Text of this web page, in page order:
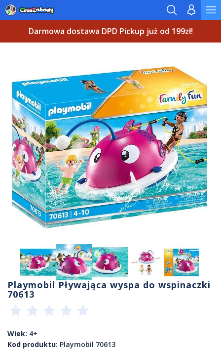
Darmowa dostawa DPD Pickup już od 199zł!
Playmobil Pływająca wyspa do wspinaczki
70613
Wiek: 4+
Kod produktu: Playmobil 70613